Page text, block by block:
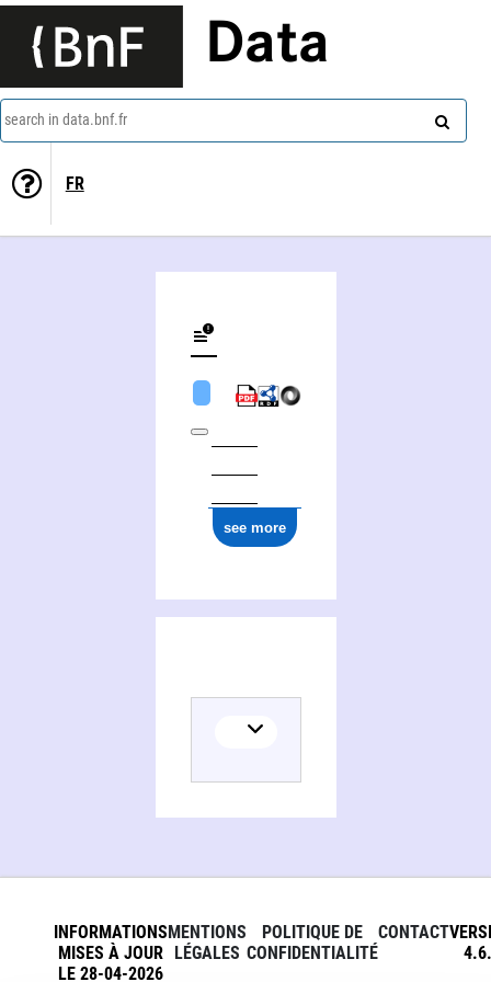
Data
search in data.bnf.fr
FR
see more
INFORMATIONS
MISES À JOUR
LE 28-04-2026
MENTIONS
LÉGALES
POLITIQUE DE
CONFIDENTIALITÉ
CONTACT